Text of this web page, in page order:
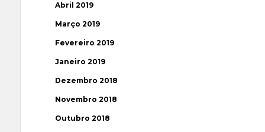
Abril 2019
Março 2019
Fevereiro 2019
Janeiro 2019
Dezembro 2018
Novembro 2018
Outubro 2018